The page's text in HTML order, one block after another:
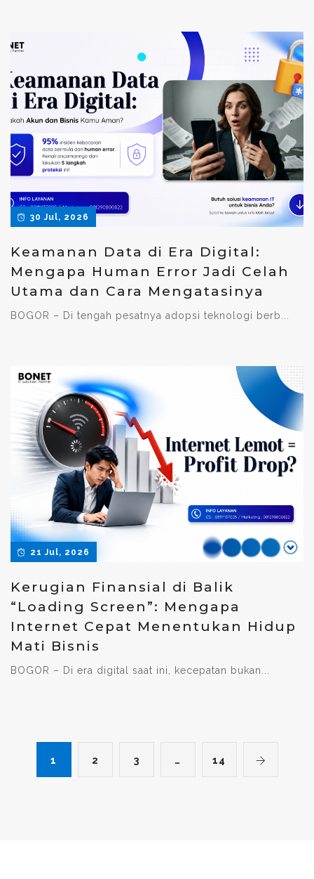
30 Jul, 2026
Keamanan Data di Era Digital:
Mengapa Human Error Jadi Celah
Utama dan Cara Mengatasinya
BOGOR – Di tengah pesatnya adopsi teknologi berb...
21 Jul, 2026
Kerugian Finansial di Balik
“Loading Screen”: Mengapa
Internet Cepat Menentukan Hidup
Mati Bisnis
BOGOR – Di era digital saat ini, kecepatan bukan...
1 2 3 … 14